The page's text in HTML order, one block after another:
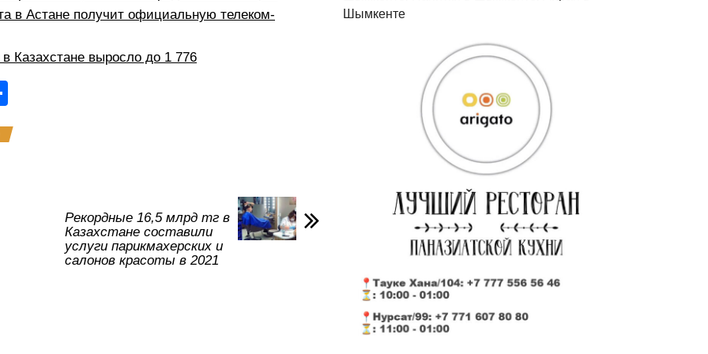
в Астане получит официальную телеком-
Казахстане выросло до 1 776
р
Рекордные 16,5 млрд тг в
Казахстане составили
услуги парикмахерских и
салонов красоты в 2021
Шымкенте